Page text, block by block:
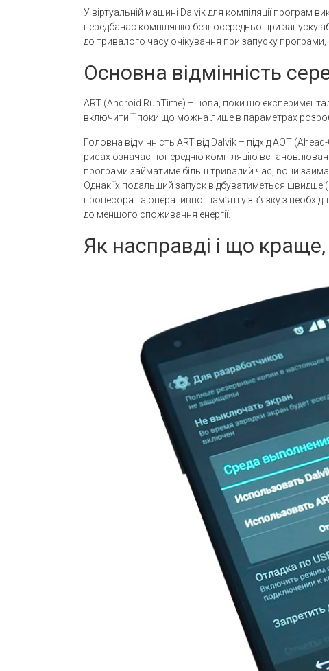
У віртуальній машині Dalvik для компіляції програм
передбачає компіляцію безпосередньо при запуску
до тривалого часу очікування при запуску програми,
Основна відмінність
ART (Android RunTime) – нова, поки що
включити її поки що можна лише в параметрах
Головна відмінність ART від Dalvik – підхід AOT
рисах означає попередню компіляцію
програми займатиме більш тривалий час, вони
Однак їх подальший запуск відбуватиметься
процесора та оперативної пам’яті у зв’язку з
до меншого споживання енергії.
Як насправді і що краще,